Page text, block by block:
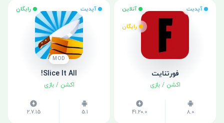
آپدیت آنلاین
رایگان
فورتنایت
اکشن /بازی
8.0
41.20.0
آپدیت رایگان
MOD
Slice It All!
اکشن /بازی
5.1
2.7.15